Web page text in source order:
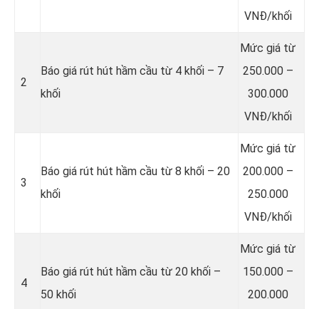
VNĐ/khối
2
Báo giá rút hút hầm cầu từ 4 khối – 7
khối
Mức giá từ
250.000 –
300.000
VNĐ/khối
3
Báo giá rút hút hầm cầu từ 8 khối – 20
khối
Mức giá từ
200.000 –
250.000
VNĐ/khối
4
Báo giá rút hút hầm cầu từ 20 khối –
50 khối
Mức giá từ
150.000 –
200.000